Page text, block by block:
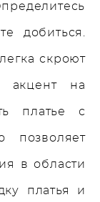
добиться.
скроют
акцент на
платье с
позволяет
в области
платья и